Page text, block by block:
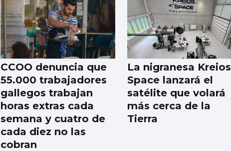
CCOO denuncia que
55.000 trabajadores
gallegos trabajan
horas extras cada
semana y cuatro de
cada diez no las
cobran
La nigranesa Kreios
Space lanzará el
satélite que volará
más cerca de la
Tierra